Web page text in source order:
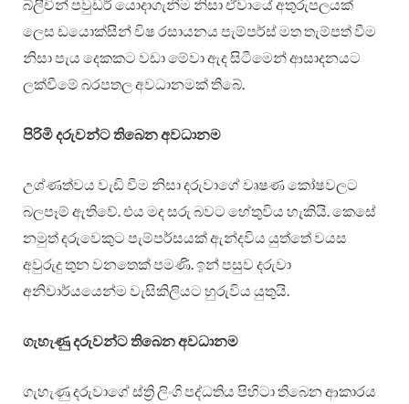
බ්ලීචින් පවුඩර් යොදාගැනීම නිසා ඒවායේ අතුරුපලයක්
ලෙස ඩයොක්සීන් විෂ රසායනය පැම්පර්ස් මත තැම්පත් වීම
නිසා පැය දෙකකට වඩා මේවා ඇද සිටීමෙන් ආසාදනයට
ලක්වීමේ බරපතල අවධානමක් තිබේ.
පිරිමි දරුවන්ට තිබෙන අවධානම
උශ්ණත්වය වැඩි වීම නිසා දරුවාගේ වෘෂණ කෝෂවලට
බලපෑම් ඇතිවේ. එය මද සරු බවට හේතුවිය හැකියි. කෙසේ
නමුත් දරුවෙකුට පැම්පර්සයක් ඇන්දවිය යුත්තේ වයස
අවුරුදු තුන වනතෙක් පමණි. ඉන් පසුව දරුවා
අනිවාර්යයෙන්ම වැසිකිලියට හුරුවිය යුතුයි.
ගැහැණු දරුවන්ට තිබෙන අවධානම
ගැහැණු දරුවාගේ ස්ත්‍රි ලිංගි පද්ධතිය පිහිටා තිබෙන ආකාරය